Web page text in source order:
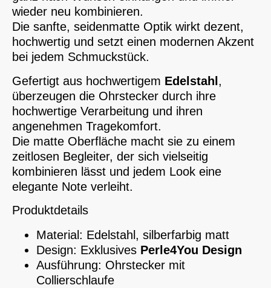
wieder neu kombinieren.
Die sanfte, seidenmatte Optik wirkt dezent,
hochwertig und setzt einen modernen Akzent
bei jedem Schmuckstück.
Gefertigt aus hochwertigem Edelstahl ,
überzeugen die Ohrstecker durch ihre
hochwertige Verarbeitung und ihren
angenehmen Tragekomfort.
Die matte Oberfläche macht sie zu einem
zeitlosen Begleiter, der sich vielseitig
kombinieren lässt und jedem Look eine
elegante Note verleiht.
Produktdetails
Material: Edelstahl, silberfarbig matt
Design: Exklusives Perle4You Design
Ausführung: Ohrstecker mit
Collierschlaufe